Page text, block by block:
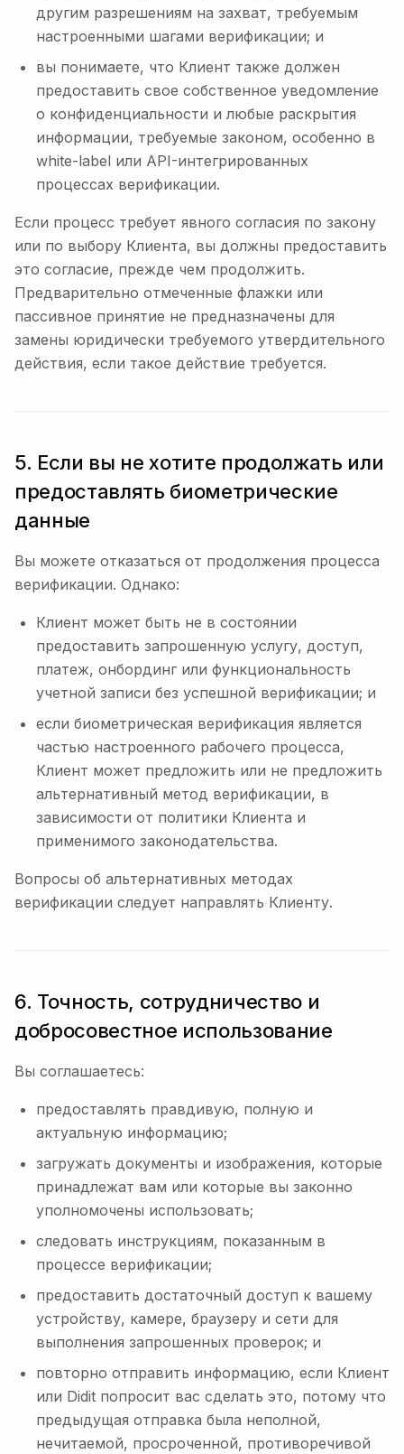
другим разрешениям на захват, требуемым
настроенными шагами верификации; и
вы понимаете, что Клиент также должен
предоставить свое собственное уведомление
о конфиденциальности и любые раскрытия
информации, требуемые законом, особенно в
white-label или API-интегрированных
процессах верификации.
Если процесс требует явного согласия по закону
или по выбору Клиента, вы должны предоставить
это согласие, прежде чем продолжить.
Предварительно отмеченные флажки или
пассивное принятие не предназначены для
замены юридически требуемого утвердительного
действия, если такое действие требуется.
5. Если вы не хотите продолжать или
предоставлять биометрические
данные
Вы можете отказаться от продолжения процесса
верификации. Однако:
Клиент может быть не в состоянии
предоставить запрошенную услугу, доступ,
платеж, онбординг или функциональность
учетной записи без успешной верификации; и
если биометрическая верификация является
частью настроенного рабочего процесса,
Клиент может предложить или не предложить
альтернативный метод верификации, в
зависимости от политики Клиента и
применимого законодательства.
Вопросы об альтернативных методах
верификации следует направлять Клиенту.
6. Точность, сотрудничество и
добросовестное использование
Вы соглашаетесь:
предоставлять правдивую, полную и
актуальную информацию;
загружать документы и изображения, которые
принадлежат вам или которые вы законно
уполномочены использовать;
следовать инструкциям, показанным в
процессе верификации;
предоставить достаточный доступ к вашему
устройству, камере, браузеру и сети для
выполнения запрошенных проверок; и
повторно отправить информацию, если Клиент
или Didit попросит вас сделать это, потому что
предыдущая отправка была неполной,
нечитаемой, просроченной, противоречивой